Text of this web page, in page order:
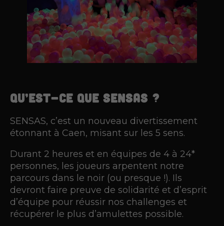
Qu’est-ce que SENSAS ?
SENSAS, c’est un nouveau divertissement
étonnant à Caen, misant sur les 5 sens.
Durant 2 heures et en équipes de 4 à 24*
personnes, les joueurs arpentent notre
parcours dans le noir (ou presque !). Ils
devront faire preuve de solidarité et d’esprit
d’équipe pour réussir nos challenges et
récupérer le plus d’amulettes possible.